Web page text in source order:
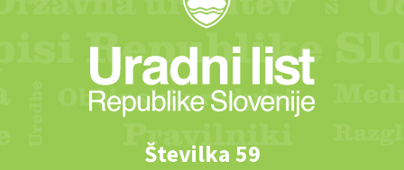
Številka 59